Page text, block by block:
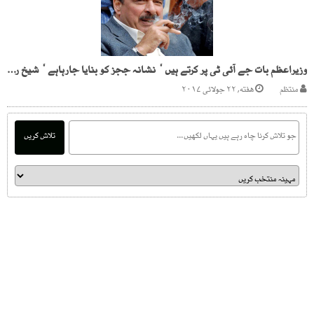
وزیراعظم بات جے آئی ٹی پر کرتے ہیں ٗ نشانہ ججز کو بنایا جارہاہے ٗ شیخ رشید
منتظم هفته, ۲۲ جولائی ۲۰۱۷
تلاش کریں